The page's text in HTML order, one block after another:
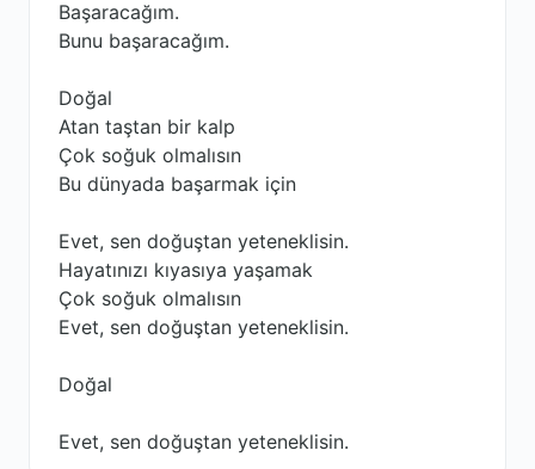
Başaracağım.
Bunu başaracağım.
Doğal
Atan taştan bir kalp
Çok soğuk olmalısın
Bu dünyada başarmak için
Evet, sen doğuştan yeteneklisin.
Hayatınızı kıyasıya yaşamak
Çok soğuk olmalısın
Evet, sen doğuştan yeteneklisin.
Doğal
Evet, sen doğuştan yeteneklisin.